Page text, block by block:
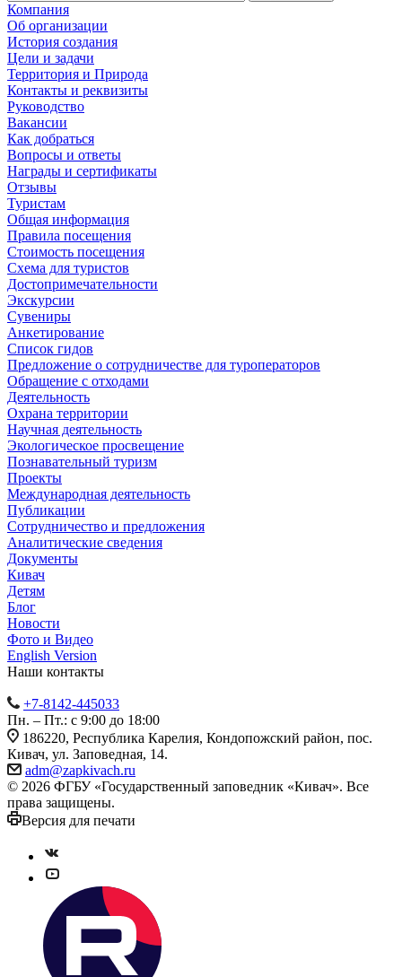
Компания
Об организации
История создания
Цели и задачи
Территория и Природа
Контакты и реквизиты
Руководство
Вакансии
Как добраться
Вопросы и ответы
Награды и сертификаты
Отзывы
Туристам
Общая информация
Правила посещения
Стоимость посещения
Схема для туристов
Достопримечательности
Экскурсии
Сувениры
Анкетирование
Список гидов
Предложение о сотрудничестве для туроператоров
Обращение с отходами
Деятельность
Охрана территории
Научная деятельность
Экологическое просвещение
Познавательный туризм
Проекты
Международная деятельность
Публикации
Сотрудничество и предложения
Аналитические сведения
Документы
Кивач
Детям
Блог
Новости
Фото и Видео
English Version
Наши контакты
+7-8142-445033
Пн. – Пт.: с 9:00 до 18:00
186220, Республика Карелия, Кондопожский район, пос.
Кивач, ул. Заповедная, 14.
adm@zapkivach.ru
© 2026 ФГБУ «Государственный заповедник «Кивач». Все
права защищены.
Версия для печати